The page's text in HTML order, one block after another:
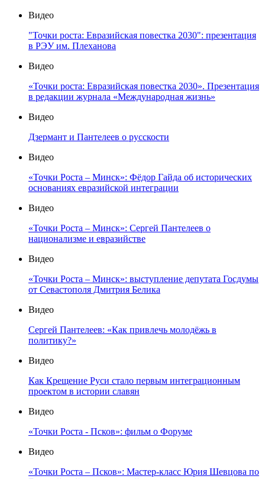
Видео
"Точки роста: Евразийская повестка 2030": презентация
в РЭУ им. Плеханова
Видео
«Точки роста: Евразийская повестка 2030». Презентация
в редакции журнала «Международная жизнь»
Видео
Дзермант и Пантелеев о русскости
Видео
«Точки Роста – Минск»: Фёдор Гайда об исторических
основаниях евразийской интеграции
Видео
«Точки Роста – Минск»: Сергей Пантелеев о
национализме и евразийстве
Видео
«Точки Роста – Минск»: выступление депутата Госдумы
от Севастополя Дмитрия Белика
Видео
Сергей Пантелеев: «Как привлечь молодёжь в
политику?»
Видео
Как Крещение Руси стало первым интеграционным
проектом в истории славян
Видео
«Точки Роста - Псков»: фильм о Форуме
Видео
«Точки Роста – Псков»: Мастер-класс Юрия Шевцова по